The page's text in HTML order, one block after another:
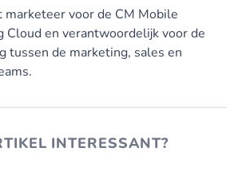
marketeer voor de CM Mobile
Cloud en verantwoordelijk voor de
tussen de marketing, sales en
INTERESSANT?